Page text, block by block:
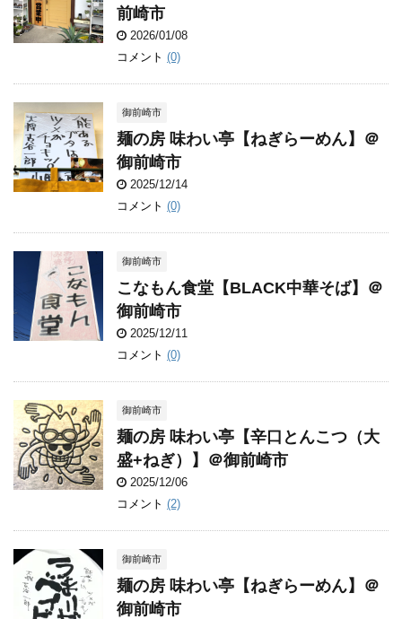
前崎市
2026/01/08
コメント (0)
御前崎市
麺の房 味わい亭【ねぎらーめん】＠
御前崎市
2025/12/14
コメント (0)
御前崎市
こなもん食堂【BLACK中華そば】＠
御前崎市
2025/12/11
コメント (0)
御前崎市
麺の房 味わい亭【辛口とんこつ（大
盛+ねぎ）】＠御前崎市
2025/12/06
コメント (2)
御前崎市
麺の房 味わい亭【ねぎらーめん】＠
御前崎市